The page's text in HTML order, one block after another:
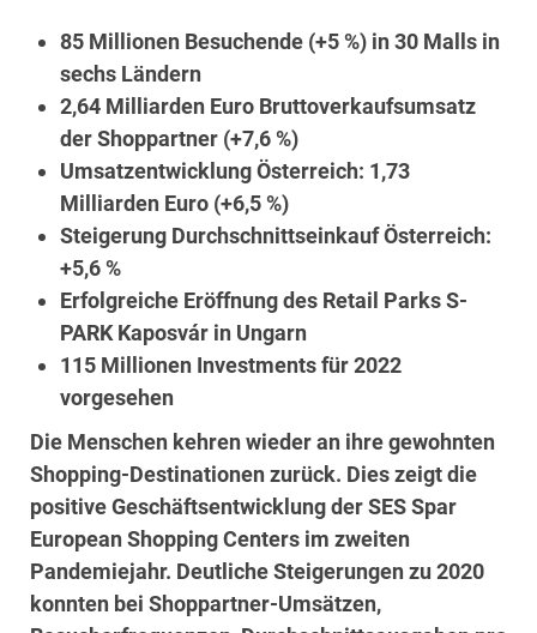
85 Millionen Besuchende (+5 %) in 30 Malls in
sechs Ländern
2,64 Milliarden Euro Bruttoverkaufsumsatz
der Shoppartner (+7,6 %)
Umsatzentwicklung Österreich: 1,73
Milliarden Euro (+6,5 %)
Steigerung Durchschnittseinkauf Österreich:
+5,6 %
Erfolgreiche Eröffnung des Retail Parks S-
PARK Kaposvár in Ungarn
115 Millionen Investments für 2022
vorgesehen
Die Menschen kehren wieder an ihre gewohnten
Shopping-Destinationen zurück. Dies zeigt die
positive Geschäftsentwicklung der SES Spar
European Shopping Centers im zweiten
Pandemiejahr. Deutliche Steigerungen zu 2020
konnten bei Shoppartner-Umsätzen,